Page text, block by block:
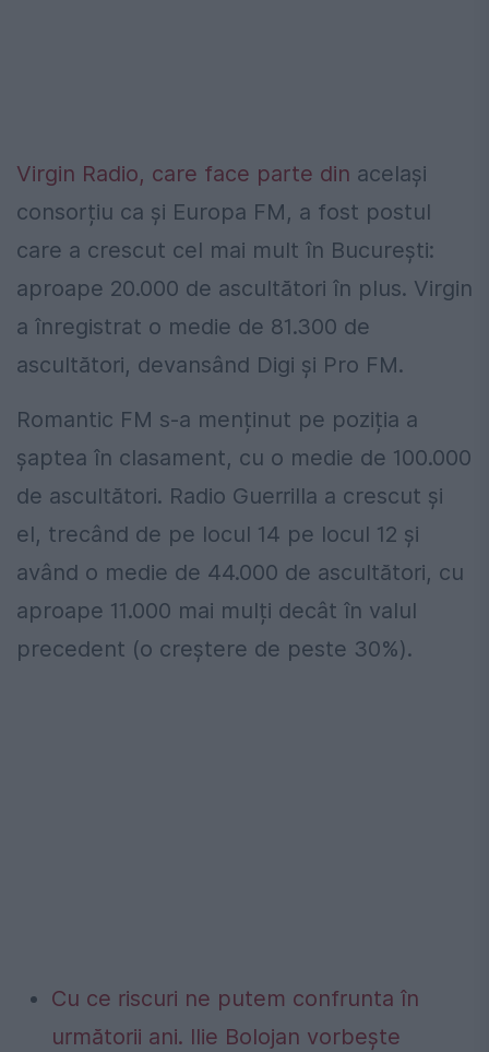
Virgin Radio, care face parte din același
consorțiu ca și Europa FM, a fost postul
care a crescut cel mai mult în București:
aproape 20.000 de ascultători în plus. Virgin
a înregistrat o medie de 81.300 de
ascultători, devansând Digi și Pro FM.
Romantic FM s-a menținut pe poziția a
șaptea în clasament, cu o medie de 100.000
de ascultători. Radio Guerrilla a crescut și
el, trecând de pe locul 14 pe locul 12 și
având o medie de 44.000 de ascultători, cu
aproape 11.000 mai mulți decât în valul
precedent (o creștere de peste 30%).
Cu ce riscuri ne putem confrunta în
următorii ani. Ilie Bolojan vorbește